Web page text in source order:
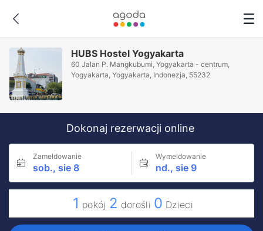
HUBS Hostel Yogyakarta
60 Jalan P. Mangkubumi, Yogyakarta - centrum,
Yogyakarta, Yogyakarta, Indonezja, 55232
Dokonaj rezerwacji online
Zameldowanie
sob., sie 8
Wymeldowanie
nd., sie 9
1 pokój 2 dorośli 0 Dzieci